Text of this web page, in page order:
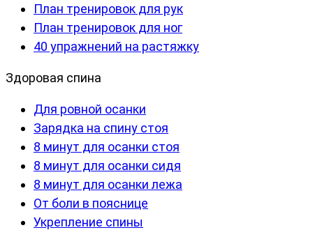
План тренировок для рук
План тренировок для ног
40 упражнений на растяжку
Здоровая спина
Для ровной осанки
Зарядка на спину стоя
8 минут для осанки стоя
8 минут для осанки сидя
8 минут для осанки лежа
От боли в пояснице
Укрепление спины